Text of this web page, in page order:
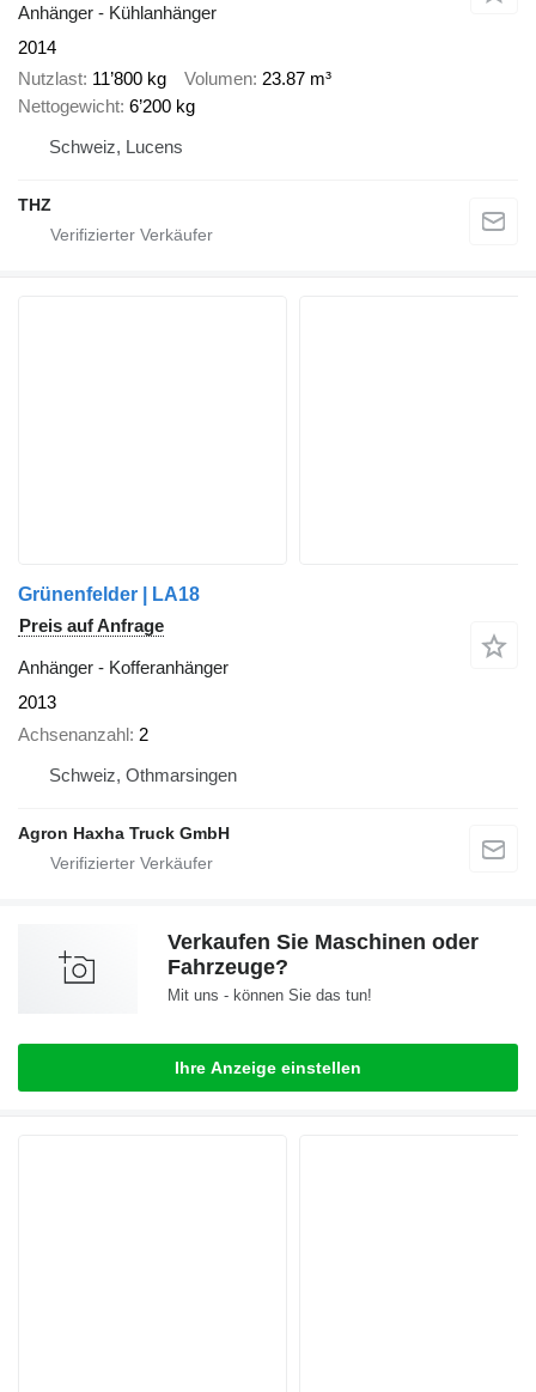
Anhänger - Kühlanhänger
2014
Nutzlast 11’800 kg Volumen 23.87 m³
Nettogewicht 6’200 kg
Schweiz, Lucens
THZ
Grünenfelder | LA18
Preis auf Anfrage
Anhänger - Kofferanhänger
2013
Achsenanzahl 2
Schweiz, Othmarsingen
Agron Haxha Truck GmbH
Verkaufen Sie Maschinen oder
Fahrzeuge?
Mit uns - können Sie das tun!
Ihre Anzeige einstellen